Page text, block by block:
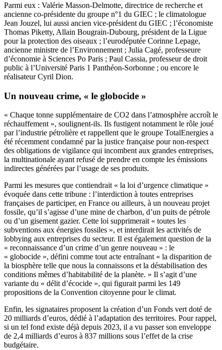
Parmi eux : Valérie Masson-Delmotte, directrice de recherche et
ancienne co-présidente du groupe n°1 du GIEC ; le climatologue
Jean Jouzel, lui aussi ancien vice-président du GIEC ; l’économiste
Thomas Piketty, Allain Bougrain-Dubourg, président de la Ligue
pour la protection des oiseaux ; l’eurodéputée Corinne Lepage,
ancienne ministre de l’Environnement ; Julia Cagé, professeure
d’économie à Sciences Po Paris ; Paul Cassia, professeur de droit
public à l’Université Paris 1 Panthéon-Sorbonne ; ou encore le
réalisateur Cyril Dion.
Un nouveau crime, « le globocide »
« Chaque tonne supplémentaire de CO2 dans l’atmosphère accroît le
réchauffement », soulignent-ils. Ils fustigent notamment le rôle joué
par l’industrie pétrolière et rappellent que le groupe TotalEnergies a
été récemment condamné par la justice française pour non-respect
des obligations de vigilance qui incombent aux grandes entreprises,
la multinationale ayant refusé de prendre en compte les émissions
indirectes générées par l’usage de ses produits.
Parmi les mesures que contiendrait « la loi d’urgence climatique »
évoquée dans cette tribune : l’interdiction à toutes entreprises
françaises de participer, en France ou ailleurs, à un nouveau projet
fossile, qu’il s’agisse d’une mine de charbon, d’un puits de pétrole
ou d’un gisement gazier. Cette loi supprimerait « toutes les
subventions aux énergies fossiles », et interdirait les activités de
lobbying aux entreprises du secteur. Il est également question de la
« reconnaissance d’un crime d’un genre nouveau » : le
« globocide », défini comme tout acte entraînant « la disparition de
la biosphère telle que nous la connaissons et la déstabilisation des
conditions mêmes d’habitabilité de la planète. » Il s’agit d’une
variante du « délit d’écocide », qui figurait parmi les 149
propositions de la Convention citoyenne pour le climat.
Enfin, les signataires proposent la création d’un Fonds vert doté de
20 milliards d’euros, dédié à l’adaptation des territoires. Pour rappel,
si un tel fond existe déjà depuis 2023, il a vu passer son enveloppe
de 2,4 milliards d’euros à 837 millions sous l’effet de la crise
budgétaire.